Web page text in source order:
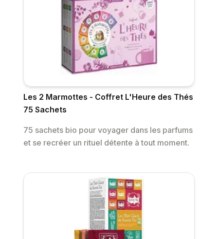
Les 2 Marmottes - Coffret L'Heure des Thés
75 Sachets
75 sachets bio pour voyager dans les parfums
et se recréer un rituel détente à tout moment.